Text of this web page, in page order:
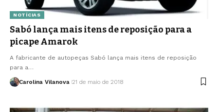
NOTÍCIAS
Sabó lança mais itens de reposição para a
picape Amarok
A fabricante de autopeças Sabó lança mais itens de reposição
para a…
Carolina Vilanova 21 de maio de 2018